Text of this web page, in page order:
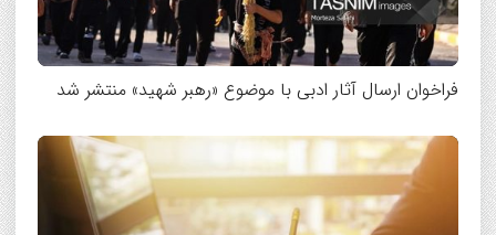
فراخوان ارسال آثار ادبی با موضوع «رهبر شهید» منتشر شد